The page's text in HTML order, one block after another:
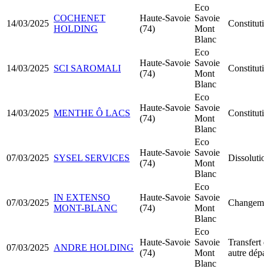
14/03/2025
COCHENET
HOLDING
Haute-Savoie
(74)
Eco
Savoie
Mont
Blanc
14/03/2025 SCI SAROMALI
Haute-Savoie
(74)
Eco
Savoie
Mont
Blanc
14/03/2025 MENTHE Ô LACS
Haute-Savoie
(74)
Eco
Savoie
Mont
Blanc
07/03/2025 SYSEL SERVICES
Haute-Savoie
(74)
Eco
Savoie
Mont
Blanc
07/03/2025
IN EXTENSO
MONT-BLANC
Haute-Savoie
(74)
Eco
Savoie
Mont
Blanc
07/03/2025 ANDRE HOLDING
Haute-Savoie
(74)
Eco
Savoie
Mont
Blanc
Transfert
autre